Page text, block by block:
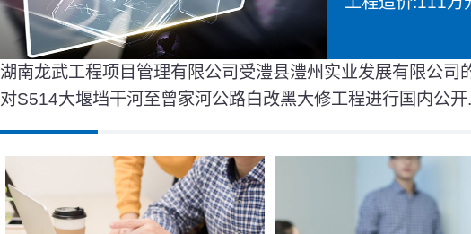
湖南龙武工程项目管理有限公司受澧县澧州实业发展有限公司
对S514大堰垱干河至曾家河公路白改黑大修工程进行国内公开